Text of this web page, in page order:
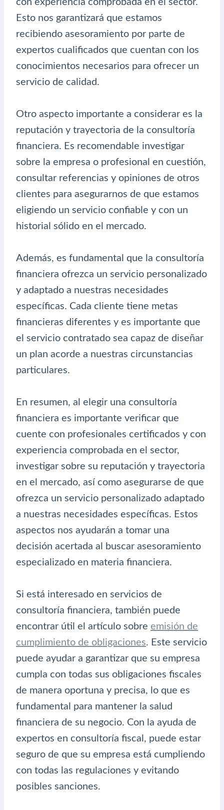
con experiencia comprobada en el sector.
Esto nos garantizará que estamos
recibiendo asesoramiento por parte de
expertos cualificados que cuentan con los
conocimientos necesarios para ofrecer un
servicio de calidad.
Otro aspecto importante a considerar es la
reputación y trayectoria de la consultoría
financiera. Es recomendable investigar
sobre la empresa o profesional en cuestión,
consultar referencias y opiniones de otros
clientes para asegurarnos de que estamos
eligiendo un servicio confiable y con un
historial sólido en el mercado.
Además, es fundamental que la consultoría
financiera ofrezca un servicio personalizado
y adaptado a nuestras necesidades
específicas. Cada cliente tiene metas
financieras diferentes y es importante que
el servicio contratado sea capaz de diseñar
un plan acorde a nuestras circunstancias
particulares.
En resumen, al elegir una consultoría
financiera es importante verificar que
cuente con profesionales certificados y con
experiencia comprobada en el sector,
investigar sobre su reputación y trayectoria
en el mercado, así como asegurarse de que
ofrezca un servicio personalizado adaptado
a nuestras necesidades específicas. Estos
aspectos nos ayudarán a tomar una
decisión acertada al buscar asesoramiento
especializado en materia financiera.
Si está interesado en servicios de
consultoría financiera, también puede
encontrar útil el artículo sobre emisión de
cumplimiento de obligaciones. Este servicio
puede ayudar a garantizar que su empresa
cumpla con todas sus obligaciones fiscales
de manera oportuna y precisa, lo que es
fundamental para mantener la salud
financiera de su negocio. Con la ayuda de
expertos en consultoría fiscal, puede estar
seguro de que su empresa está cumpliendo
con todas las regulaciones y evitando
posibles sanciones.